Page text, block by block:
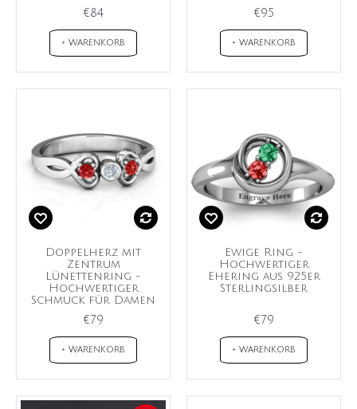
€84
+ WARENKORB
€95
+ WARENKORB
Doppelherz mit
Zentrum
Lünettenring -
Hochwertiger
Schmuck für Damen
€79
+ WARENKORB
Ewige Ring -
Hochwertiger
Ehering aus 925er
Sterlingsilber
€79
+ WARENKORB